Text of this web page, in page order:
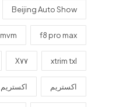
Beijing Auto Show
f8 pro max
mvm
xtrim txl X۷۷
اکستریم اکستریم lx